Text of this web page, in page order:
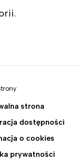
strona
dostępności
o cookies
prywatności